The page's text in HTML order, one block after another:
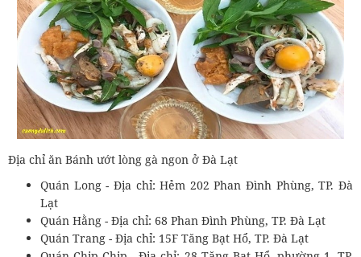
Địa chỉ ăn Bánh ướt lòng gà ngon ở Đà Lạt
Quán Long - Địa chỉ: Hẻm 202 Phan Đình Phùng, TP. Đà
Lạt
Quán Hằng - Địa chỉ: 68 Phan Đình Phùng, TP. Đà Lạt
Quán Trang - Địa chỉ: 15F Tăng Bạt Hổ, TP. Đà Lạt